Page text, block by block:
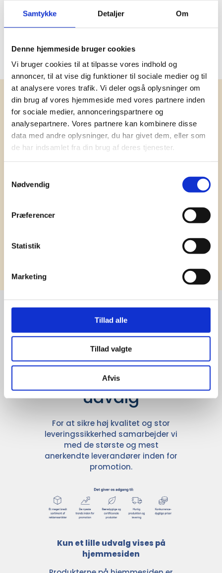
Samtykke Detaljer Om
Denne hjemmeside bruger cookies
Vi bruger cookies til at tilpasse vores indhold og
annoncer, til at vise dig funktioner til sociale medier og til
at analysere vores trafik. Vi deler også oplysninger om
din brug af vores hjemmeside med vores partnere inden
for sociale medier, annonceringspartnere og
analysepartnere. Vores partnere kan kombinere disse
data med andre oplysninger, du har givet dem, eller som
de har indsamlet fra din brug af deres tjenester.
Nødvendig
Præferencer
Statistik
Marketing
Tillad alle
Tillad valgte
Afvis
Social audit BSCI
Oprindelsesland Kina
PMS farve 7527C, 7545C
Få vores nyhedsbrev med
information om tilbud, nye varer og
andet godt
Kæmpe udvalg i klassiske og nyskabende gaveidéer
Stærke
leverandører
giver større
udvalg
For at sikre høj kvalitet og stor
leveringssikkerhed samarbejder vi
med de største og mest
anerkendte leverandører inden for
promotion.
Kun et lille udvalg vises på
hjemmesiden